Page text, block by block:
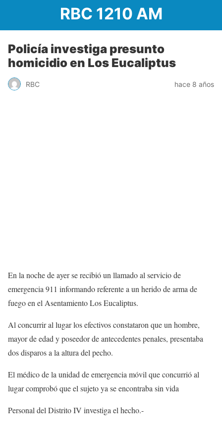
RBC 1210 AM
Policía investiga presunto
homicidio en Los Eucaliptus
RBC hace 8 años
En la noche de ayer se recibió un llamado al servicio de
emergencia 911 informando referente a un herido de arma de
fuego en el Asentamiento Los Eucaliptus.
Al concurrir al lugar los efectivos constataron que un hombre,
mayor de edad y poseedor de antecedentes penales, presentaba
dos disparos a la altura del pecho.
El médico de la unidad de emergencia móvil que concurrió al
lugar comprobó que el sujeto ya se encontraba sin vida
Personal del Distrito IV investiga el hecho.-